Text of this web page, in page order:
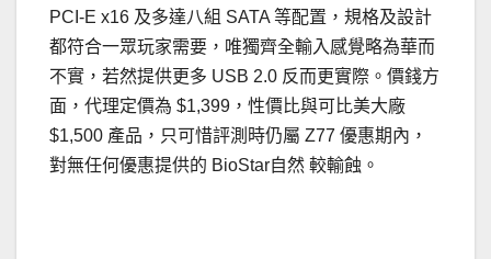
PCI-E x16 及多達八組 SATA 等配置，規格及設計
都符合一眾玩家需要，唯獨齊全輸入感覺略為華而
不實，若然提供更多 USB 2.0 反而更實際。價錢方
面，代理定價為 $1,399，性價比與可比美大廠
$1,500 產品，只可惜評測時仍屬 Z77 優惠期內，
對無任何優惠提供的 BioStar自然 較輸蝕。